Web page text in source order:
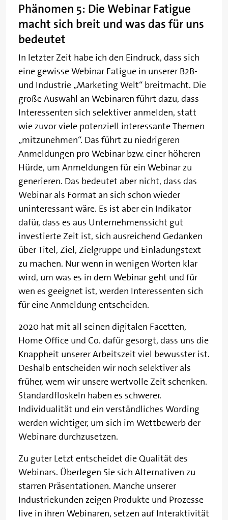
Phänomen 5: Die Webinar Fatigue
macht sich breit und was das für uns
bedeutet
In letzter Zeit habe ich den Eindruck, dass sich
eine gewisse Webinar Fatigue in unserer B2B-
und Industrie „Marketing Welt“ breitmacht. Die
große Auswahl an Webinaren führt dazu, dass
Interessenten sich selektiver anmelden, statt
wie zuvor viele potenziell interessante Themen
„mitzunehmen“. Das führt zu niedrigeren
Anmeldungen pro Webinar bzw. einer höheren
Hürde, um Anmeldungen für ein Webinar zu
generieren. Das bedeutet aber nicht, dass das
Webinar als Format an sich schon wieder
uninteressant wäre. Es ist aber ein Indikator
dafür, dass es aus Unternehmenssicht gut
investierte Zeit ist, sich ausreichend Gedanken
über Titel, Ziel, Zielgruppe und Einladungstext
zu machen. Nur wenn in wenigen Worten klar
wird, um was es in dem Webinar geht und für
wen es geeignet ist, werden Interessenten sich
für eine Anmeldung entscheiden.
2020 hat mit all seinen digitalen Facetten,
Home Office und Co. dafür gesorgt, dass uns die
Knappheit unserer Arbeitszeit viel bewusster ist.
Deshalb entscheiden wir noch selektiver als
früher, wem wir unsere wertvolle Zeit schenken.
Standardfloskeln haben es schwerer.
Individualität und ein verständliches Wording
werden wichtiger, um sich im Wettbewerb der
Webinare durchzusetzen.
Zu guter Letzt entscheidet die Qualität des
Webinars. Überlegen Sie sich Alternativen zu
starren Präsentationen. Manche unserer
Industriekunden zeigen Produkte und Prozesse
live in ihren Webinaren, setzen auf Interaktivität